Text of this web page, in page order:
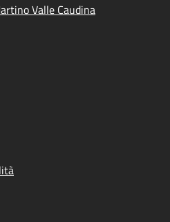
Valle Caudina